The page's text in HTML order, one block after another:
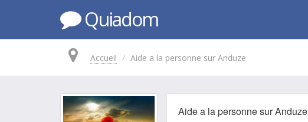
Quiadom
Accueil Aide a la personne sur Anduze
Aide a la personne sur Anduze